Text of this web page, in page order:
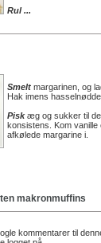
Rul ...
Smelt margarinen, og
Hak imens
Piskæg og sukker til
konsistens. Kom vanille
afkølede margarine i.
makronmuffins
kommentarer til